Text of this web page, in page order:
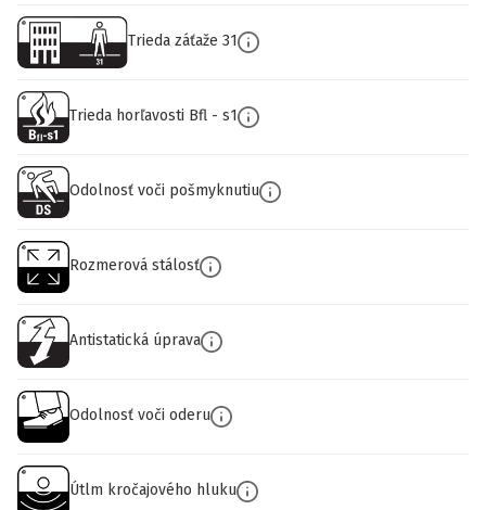
Trieda záťaže 31
Trieda horľavosti Bfl - s1
Odolnosť voči pošmyknutiu
Rozmerová stálosť
Antistatická úprava
Odolnosť voči oderu
Útlm kročajového hluku